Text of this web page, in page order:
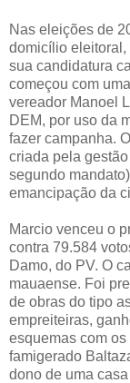
Nas eleições de
domicílio eleitoral,
sua candidatura
começou com
vereador Manoel
DEM, por uso da
fazer campanha.
criada pela
segundo
emancipação da
Marcio venceu o
contra 79.584
Damo, do PV. O
mauaense. Foi
de obras do tipo
empreiteiras,
esquemas com
famigerado
dono de uma